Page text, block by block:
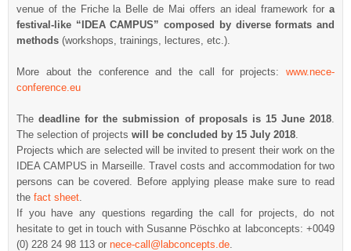
venue of the Friche la Belle de Mai offers an ideal framework for a
festival-like “IDEA CAMPUS” composed by diverse formats and
methods (workshops, trainings, lectures, etc.).
More about the conference and the call for projects: www.nece-
conference.eu
Thedeadline for the submission of proposals is 15 June 2018.
The selection of projects will be concluded by 15 July 2018.
Projects which are selected will be invited to present their work on the
IDEA CAMPUS in Marseille. Travel costs and accommodation for two
persons can be covered. Before applying please make sure to read
the fact sheet.
If you have any questions regarding the call for projects, do not
hesitate to get in touch with Susanne Pöschko at labconcepts: +0049
(0) 228 24 98 113 or nece-call@labconcepts.de.